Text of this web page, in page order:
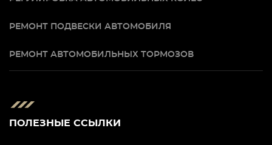
РЕМОНТ ПОДВЕСКИ АВТОМОБИЛЯ
РЕМОНТ АВТОМОБИЛЬНЫХ ТОРМОЗОВ
ПОЛЕЗНЫЕ ССЫЛКИ